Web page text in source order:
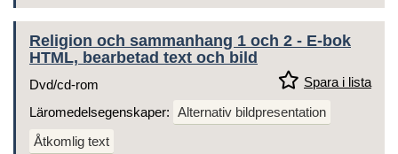
Religion och sammanhang 1 och 2 - E-bok
HTML, bearbetad text och bild
Spara i lista
Dvd/cd-rom
Läromedelsegenskaper: Alternativ bildpresentation
Åtkomlig text